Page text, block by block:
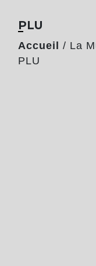
PLU
Accueil / La
PLU